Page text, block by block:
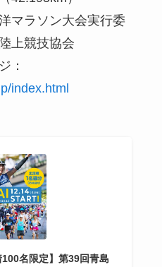
マラソン大会実行委
上競技協会
：
index.html
100名限定】第39回青島